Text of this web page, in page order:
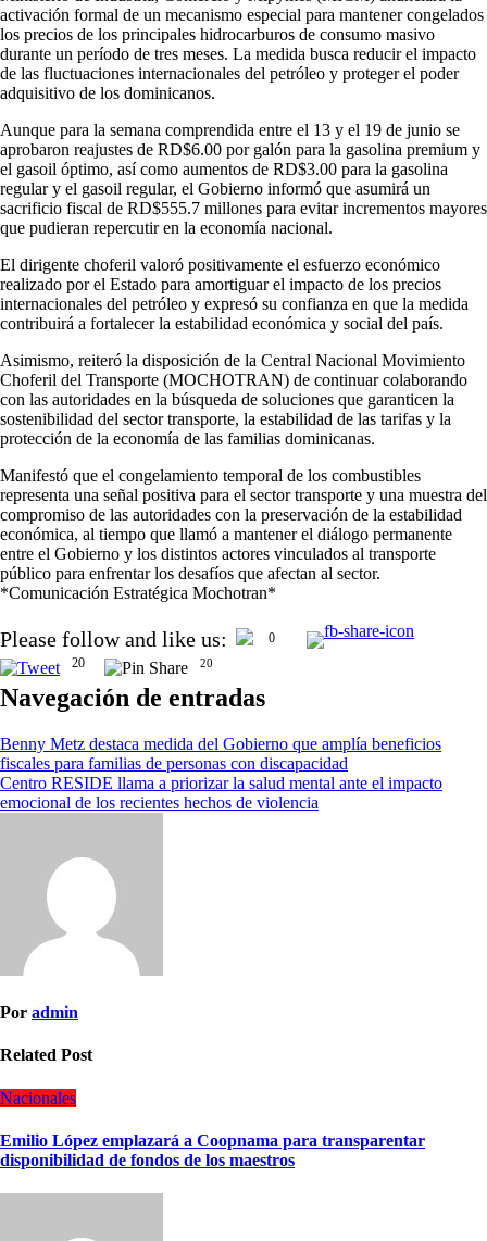
activación formal de un mecanismo especial para mantener congelados
los precios de los principales hidrocarburos de consumo masivo
durante un período de tres meses. La medida busca reducir el impacto
de las fluctuaciones internacionales del petróleo y proteger el poder
adquisitivo de los dominicanos.
Aunque para la semana comprendida entre el 13 y el 19 de junio se
aprobaron reajustes de RD$6.00 por galón para la gasolina premium y
el gasoil óptimo, así como aumentos de RD$3.00 para la gasolina
regular y el gasoil regular, el Gobierno informó que asumirá un
sacrificio fiscal de RD$555.7 millones para evitar incrementos mayores
que pudieran repercutir en la economía nacional.
El dirigente choferil valoró positivamente el esfuerzo económico
realizado por el Estado para amortiguar el impacto de los precios
internacionales del petróleo y expresó su confianza en que la medida
contribuirá a fortalecer la estabilidad económica y social del país.
Asimismo, reiteró la disposición de la Central Nacional Movimiento
Choferil del Transporte (MOCHOTRAN) de continuar colaborando
con las autoridades en la búsqueda de soluciones que garanticen la
sostenibilidad del sector transporte, la estabilidad de las tarifas y la
protección de la economía de las familias dominicanas.
Manifestó que el congelamiento temporal de los combustibles
representa una señal positiva para el sector transporte y una muestra del
compromiso de las autoridades con la preservación de la estabilidad
económica, al tiempo que llamó a mantener el diálogo permanente
entre el Gobierno y los distintos actores vinculados al transporte
público para enfrentar los desafíos que afectan al sector.
*Comunicación Estratégica Mochotran*
Please follow and like us:
0
20
20
Navegación de entradas
Benny Metz destaca medida del Gobierno que amplía beneficios
fiscales para familias de personas con discapacidad
Centro RESIDE llama a priorizar la salud mental ante el impacto
emocional de los recientes hechos de violencia
Por admin
Related Post
Nacionales
Emilio López emplazará a Coopnama para transparentar
disponibilidad de fondos de los maestros